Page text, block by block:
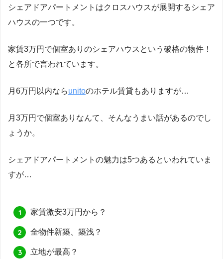
シェアドアパートメントはクロスハウスが展開するシェア
ハウスの一つです。
家賃3万円で個室ありのシェアハウスという破格の物件！
と各所で言われています。
月6万円以内ならunitoのホテル賃貸もありますが…
月3万円で個室ありなんて、そんなうまい話があるのでし
ょうか。
シェアドアパートメントの魅力は5つあるといわれていま
すが…
家賃激安3万円から？
全物件新築、築浅？
立地が最高？